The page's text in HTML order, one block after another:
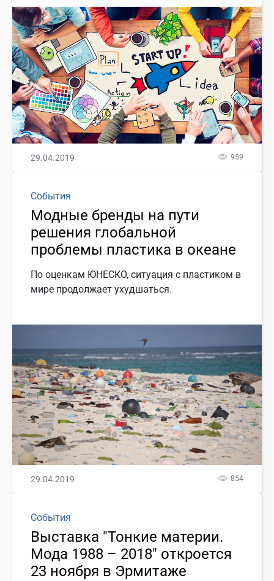
29.04.2019 959
События
Модные бренды на пути
решения глобальной
проблемы пластика в океане
По оценкам ЮНЕСКО, ситуация с пластиком в
мире продолжает ухудшаться.
29.04.2019 854
События
Выставка "Тонкие материи.
Мода 1988 – 2018" откроется
23 ноября в Эрмитаже